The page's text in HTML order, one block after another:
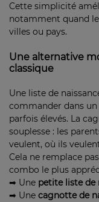
Cette simplicité
notamment quand
villes ou pays.
Une alternative
classique
Une liste de
commander dans
parfois élevés. La
souplesse : les
veulent, où ils
Cela ne remplace
combo le plus
➡ Une petite liste de
➡ Une cagnotte de